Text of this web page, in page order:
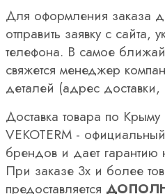
Для оформления заказа
отправить заявку с сайта,
телефона. В самое
свяжется менеджер
деталей (адрес доставки,
Доставка товара по
VEKOTERM -
брендов и дает
При заказе 3х и более
предоставляется